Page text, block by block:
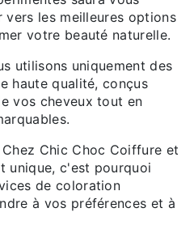
les meilleures options
votre beauté naturelle.
utilisons uniquement des
haute qualité, conçus
vos cheveux tout en
Chic Choc Coiffure et
unique, c'est pourquoi
de coloration
à vos préférences et à